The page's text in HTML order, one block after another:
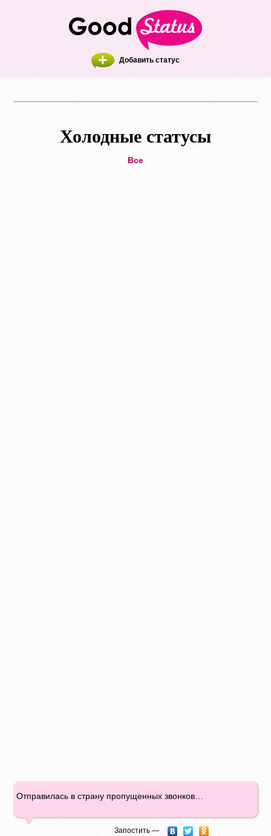
Добавить статус
Холодные статусы
Все
Отправилась в страну пропущенных звонков…
Запостить —